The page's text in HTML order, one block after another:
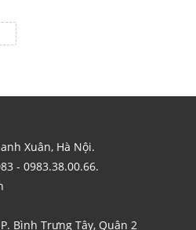
Xuân, Hà Nội.
- 0983.38.00.66.
Bình Trưng Tây, Quận 2